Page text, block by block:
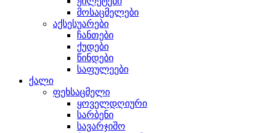
მოსაცმელები
აქსესუარები
ჩანთები
ქუდები
წინდები
საფულეები
ქალი
ფეხსაცმელი
ყოველდღიური
სარბენი
სავარჯიშო